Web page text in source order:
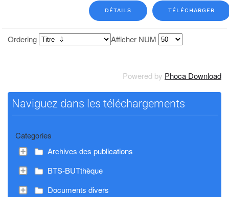
TÉLÉCHARGER
DÉTAILS
Ordering Afficher NUM
Powered by Phoca Download
Naviguez dans les téléchargements
Categories
Archives des publications
BTS-BUTthèque
Documents divers